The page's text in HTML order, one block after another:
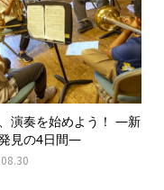
演奏を始めよう！ ―新
見の4日間―